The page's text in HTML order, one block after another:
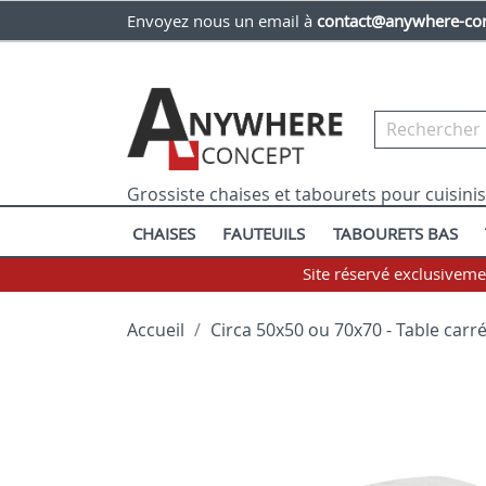
Envoyez nous un email à contact@anywhere-
Grossiste chaises et tabourets pour
CHAISES FAUTEUILS TABOURETS BAS
Site réservé
Accueil Circa 50x50 ou 70x70 - Table